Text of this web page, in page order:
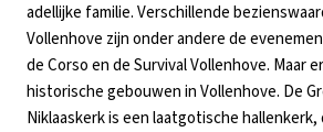
adellijke familie. Verschillende
Vollenhove zijn onder andere de
de Corso en de Survival Vollenhove. Maar
historische gebouwen in Vollenhove. De
Niklaaskerk is een laatgotische